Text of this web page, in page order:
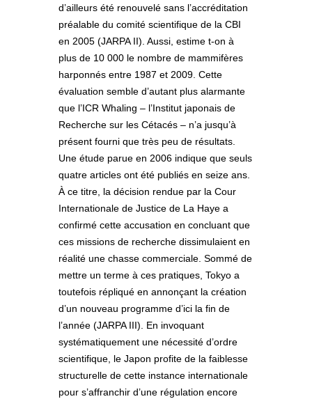
d’ailleurs été renouvelé sans l’accréditation
préalable du comité scientifique de la CBI
en 2005 (JARPA II). Aussi, estime t-on à
plus de 10 000 le nombre de mammifères
harponnés entre 1987 et 2009. Cette
évaluation semble d’autant plus alarmante
que l’ICR Whaling – l’Institut japonais de
Recherche sur les Cétacés – n’a jusqu’à
présent fourni que très peu de résultats.
Une étude parue en 2006 indique que seuls
quatre articles ont été publiés en seize ans.
À ce titre, la décision rendue par la Cour
Internationale de Justice de La Haye a
confirmé cette accusation en concluant que
ces missions de recherche dissimulaient en
réalité une chasse commerciale. Sommé de
mettre un terme à ces pratiques, Tokyo a
toutefois répliqué en annonçant la création
d’un nouveau programme d’ici la fin de
l’année (JARPA III). En invoquant
systématiquement une nécessité d’ordre
scientifique, le Japon profite de la faiblesse
structurelle de cette instance internationale
pour s’affranchir d’une régulation encore